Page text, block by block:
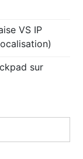
VS IP
sur